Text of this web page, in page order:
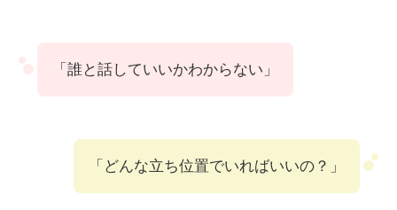
「誰と話していいかわからない」
「どんな立ち位置でいればいいの？」